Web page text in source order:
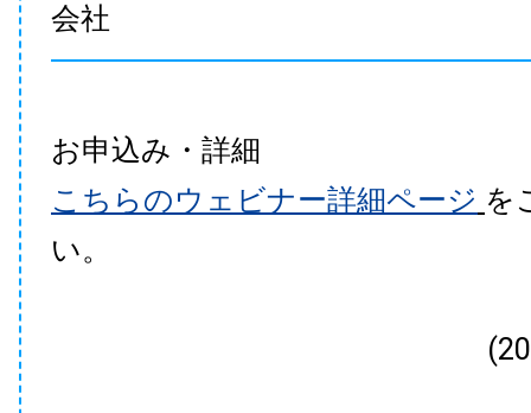
会社
お申込み・詳細
こちらのウェビナー詳細ページ を
い。